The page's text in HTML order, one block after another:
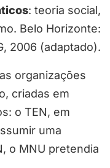
: teoria social,
Belo Horizonte:
2006 (adaptado).
organizações
criadas em
o TEN, em
uma
o MNU pretendia